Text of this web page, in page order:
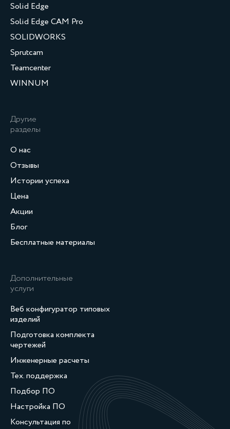
Solid Edge
Solid Edge CAM Pro
SOLIDWORKS
Sprutcam
Teamcenter
WINNUM
Другие
разделы
О нас
Отзывы
Истории успеха
Цена
Акции
Блог
Бесплатные материалы
Дополнительные
услуги
Веб конфигуратор типовых
изделий
Подготовка комплекта
чертежей
Инженерные расчеты
Тех. поддержка
Подбор ПО
Настройка ПО
Консультация по